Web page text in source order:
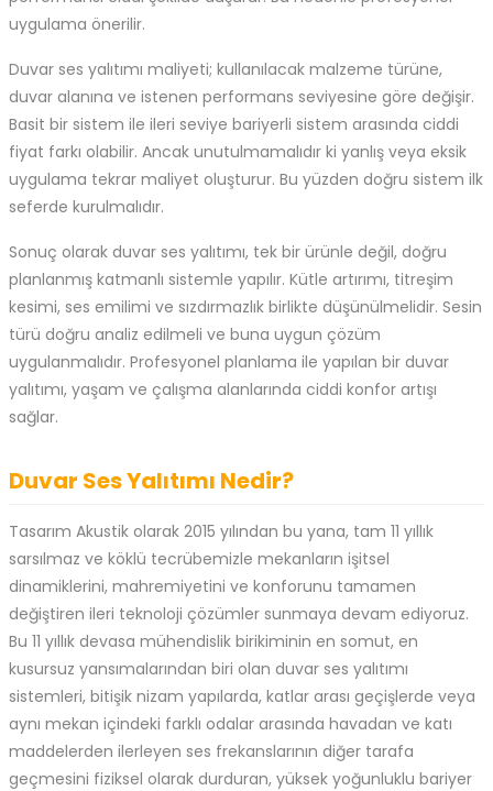
uygulama önerilir.
Duvar ses yalıtımı maliyeti; kullanılacak malzeme türüne,
duvar alanına ve istenen performans seviyesine göre değişir.
Basit bir sistem ile ileri seviye bariyerli sistem arasında ciddi
fiyat farkı olabilir. Ancak unutulmamalıdır ki yanlış veya eksik
uygulama tekrar maliyet oluşturur. Bu yüzden doğru sistem ilk
seferde kurulmalıdır.
Sonuç olarak duvar ses yalıtımı, tek bir ürünle değil, doğru
planlanmış katmanlı sistemle yapılır. Kütle artırımı, titreşim
kesimi, ses emilimi ve sızdırmazlık birlikte düşünülmelidir. Sesin
türü doğru analiz edilmeli ve buna uygun çözüm
uygulanmalıdır. Profesyonel planlama ile yapılan bir duvar
yalıtımı, yaşam ve çalışma alanlarında ciddi konfor artışı
sağlar.
Duvar Ses Yalıtımı Nedir?
Tasarım Akustik olarak 2015 yılından bu yana, tam 11 yıllık
sarsılmaz ve köklü tecrübemizle mekanların işitsel
dinamiklerini, mahremiyetini ve konforunu tamamen
değiştiren ileri teknoloji çözümler sunmaya devam ediyoruz.
Bu 11 yıllık devasa mühendislik birikiminin en somut, en
kusursuz yansımalarından biri olan duvar ses yalıtımı
sistemleri, bitişik nizam yapılarda, katlar arası geçişlerde veya
aynı mekan içindeki farklı odalar arasında havadan ve katı
maddelerden ilerleyen ses frekanslarının diğer tarafa
geçmesini fiziksel olarak durduran, yüksek yoğunluklu bariyer